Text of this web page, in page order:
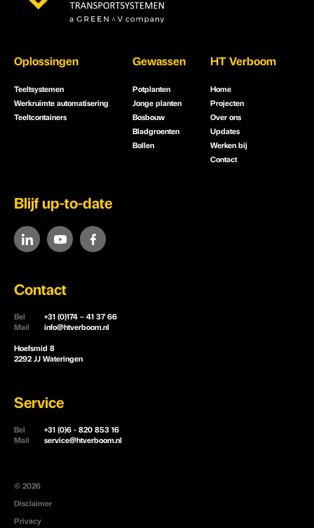
Oplossingen
Teeltsystemen
Werkruimte automatisering
Teeltcontainers
Gewassen
Potplanten
Jonge planten
Bosbouw
Bladgroenten
Bollen
HT Verboom
Home
Projecten
Over ons
Updates
Werken bij
Contact
Blijf up-to-date
Contact
Bel
+31 (0)174 – 41 37 66
Mail
info@htverboom.nl
Hoefsmid 8
2292 JJ Wateringen
Service
Bel
+31 (0)6 - 820 853 16
Mail
service@htverboom.nl
© 2026
Disclaimer
Privacy